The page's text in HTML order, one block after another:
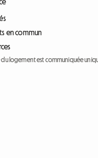
en commun
du logement est communiquée